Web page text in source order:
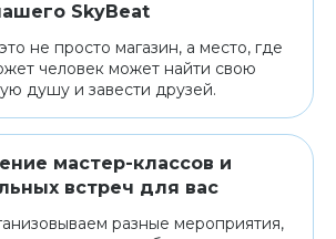
SkyBeat
не просто магазин, а место, где
человек может найти свою
душу и завести друзей.
мастер-классов и
встреч для вас
разные мероприятия,